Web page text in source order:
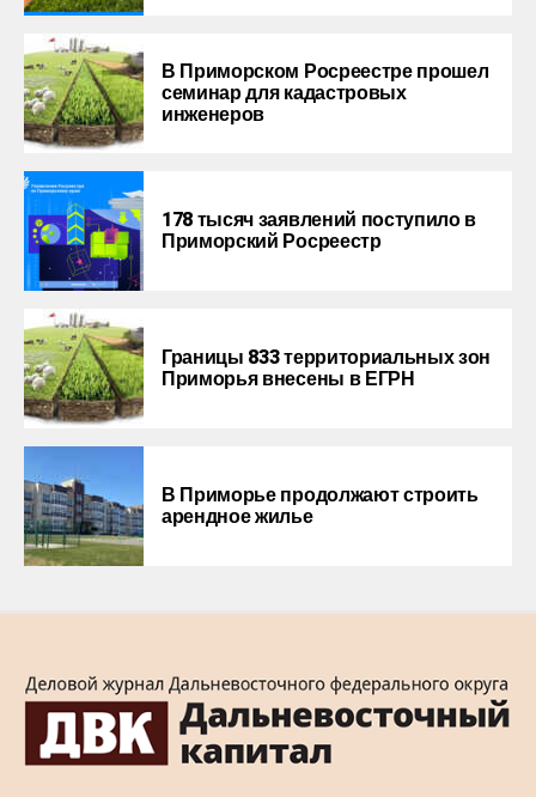
В Приморском Росреестре прошел
семинар для кадастровых
инженеров
178 тысяч заявлений поступило в
Приморский Росреестр
Границы 833 территориальных зон
Приморья внесены в ЕГРН
В Приморье продолжают строить
арендное жилье